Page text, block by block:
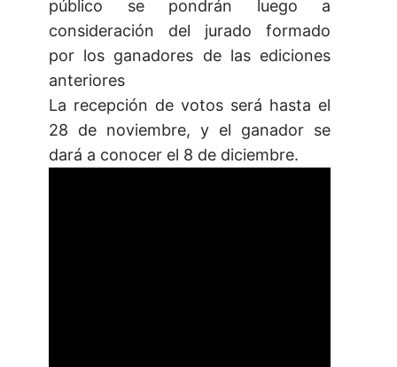
público se pondrán luego a
consideración del jurado formado
por los ganadores de las ediciones
anteriores
La recepción de votos será hasta el
28 de noviembre, y el ganador se
dará a conocer el 8 de diciembre.